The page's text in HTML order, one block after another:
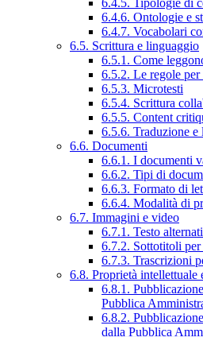
6.4.5. Tipologie di
6.4.6. Ontologie e
6.4.7. Vocabolari
6.5. Scrittura e linguaggio
6.5.1. Come
6.5.2. Le regole
6.5.3. Microtesti
6.5.4. Scrittura
6.5.5. Content
6.5.6. Traduzione e
6.6. Documenti
6.6.1. I documenti
6.6.2. Tipi di
6.6.3. Formato di
6.6.4. Modalità di
6.7. Immagini e video
6.7.1. Testo
6.7.2. Sottotitoli
6.7.3. Trascrizioni
6.8. Proprietà intellettuale
6.8.1.
Pubblica
6.8.2.
dalla Pubblica